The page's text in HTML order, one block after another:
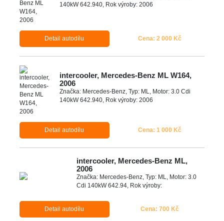
140kW 642.940, Rok výroby: 2006
Detail autodílu Cena: 2 000 Kč
intercooler, Mercedes-Benz ML W164,
2006
Značka: Mercedes-Benz, Typ: ML, Motor: 3.0 Cdi
140kW 642.940, Rok výroby: 2006
Detail autodílu Cena: 1 000 Kč
intercooler, Mercedes-Benz ML,
2006
Značka: Mercedes-Benz, Typ: ML, Motor: 3.0
Cdi 140kW 642.94, Rok výroby:
Detail autodílu Cena: 700 Kč